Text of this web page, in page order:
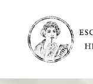
contenido